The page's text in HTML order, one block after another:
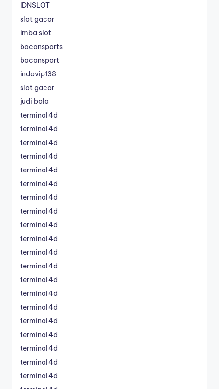
IDNSLOT
slot gacor
imba slot
bacansports
bacansport
indovip138
slot gacor
judi bola
terminal4d
terminal4d
terminal4d
terminal4d
terminal4d
terminal4d
terminal4d
terminal4d
terminal4d
terminal4d
terminal4d
terminal4d
terminal4d
terminal4d
terminal4d
terminal4d
terminal4d
terminal4d
terminal4d
terminal4d